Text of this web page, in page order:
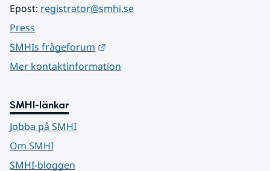
Epost: registrator@smhi.se
Press
SMHIs frågeforum
Mer kontaktinformation
SMHI-länkar
Jobba på SMHI
Om SMHI
SMHI-bloggen